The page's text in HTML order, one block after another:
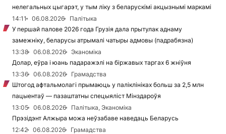
нелегальных цыгарэт, у тым ліку з беларускімі акцызнымі маркамі
14:11
06.08.2026
Палітыка
У першай палове 2026 года Грузія дала прытулак аднаму
замежніку, беларусы атрымалі чатыры адмовы (падрабязна)
13:38
06.08.2026
Эканоміка
Долар, еўра і юань падаражэлі на біржавых таргах 6 жніўня
13:36
06.08.2026
Грамадства
Штогод афтальмолагі прымаюць у паліклініках больш за 2,5 млн
пацыентаў — пазаштатны спецыяліст Мінздароўя
13:05
06.08.2026
Палітыка, Эканоміка
Прэзідэнт Алжыра можа неўзабаве наведаць Беларусь
12:42
06.08.2026
Грамадства